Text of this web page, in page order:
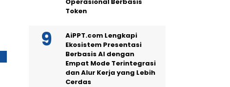
Token
AiPPT.com Lengkapi
Ekosistem Presentasi
Berbasis AI dengan
Empat Mode Terintegrasi
dan Alur Kerja yang Lebih
Cerdas